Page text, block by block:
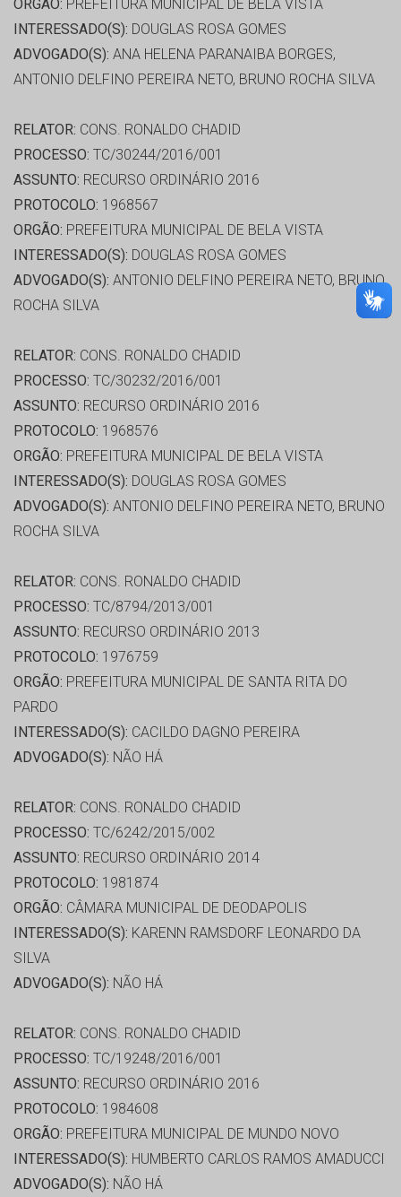
ORGÃO: PREFEITURA MUNICIPAL DE BELA VISTA
INTERESSADO(S): DOUGLAS ROSA GOMES
ADVOGADO(S): ANA HELENA PARANAIBA BORGES,
ANTONIO DELFINO PEREIRA NETO, BRUNO ROCHA SILVA
RELATOR: CONS. RONALDO CHADID
PROCESSO: TC/30244/2016/001
ASSUNTO: RECURSO ORDINÁRIO 2016
PROTOCOLO: 1968567
ORGÃO: PREFEITURA MUNICIPAL DE BELA VISTA
INTERESSADO(S): DOUGLAS ROSA GOMES
ADVOGADO(S): ANTONIO DELFINO PEREIRA NETO, BRUNO
ROCHA SILVA
RELATOR: CONS. RONALDO CHADID
PROCESSO: TC/30232/2016/001
ASSUNTO: RECURSO ORDINÁRIO 2016
PROTOCOLO: 1968576
ORGÃO: PREFEITURA MUNICIPAL DE BELA VISTA
INTERESSADO(S): DOUGLAS ROSA GOMES
ADVOGADO(S): ANTONIO DELFINO PEREIRA NETO, BRUNO
ROCHA SILVA
RELATOR: CONS. RONALDO CHADID
PROCESSO: TC/8794/2013/001
ASSUNTO: RECURSO ORDINÁRIO 2013
PROTOCOLO: 1976759
ORGÃO: PREFEITURA MUNICIPAL DE SANTA RITA DO
PARDO
INTERESSADO(S): CACILDO DAGNO PEREIRA
ADVOGADO(S): NÃO HÁ
RELATOR: CONS. RONALDO CHADID
PROCESSO: TC/6242/2015/002
ASSUNTO: RECURSO ORDINÁRIO 2014
PROTOCOLO: 1981874
ORGÃO: CÂMARA MUNICIPAL DE DEODAPOLIS
INTERESSADO(S): KARENN RAMSDORF LEONARDO DA
SILVA
ADVOGADO(S): NÃO HÁ
RELATOR: CONS. RONALDO CHADID
PROCESSO: TC/19248/2016/001
ASSUNTO: RECURSO ORDINÁRIO 2016
PROTOCOLO: 1984608
ORGÃO: PREFEITURA MUNICIPAL DE MUNDO NOVO
INTERESSADO(S): HUMBERTO CARLOS RAMOS AMADUCCI
ADVOGADO(S): NÃO HÁ